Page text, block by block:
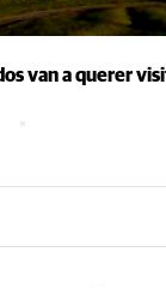
van a querer